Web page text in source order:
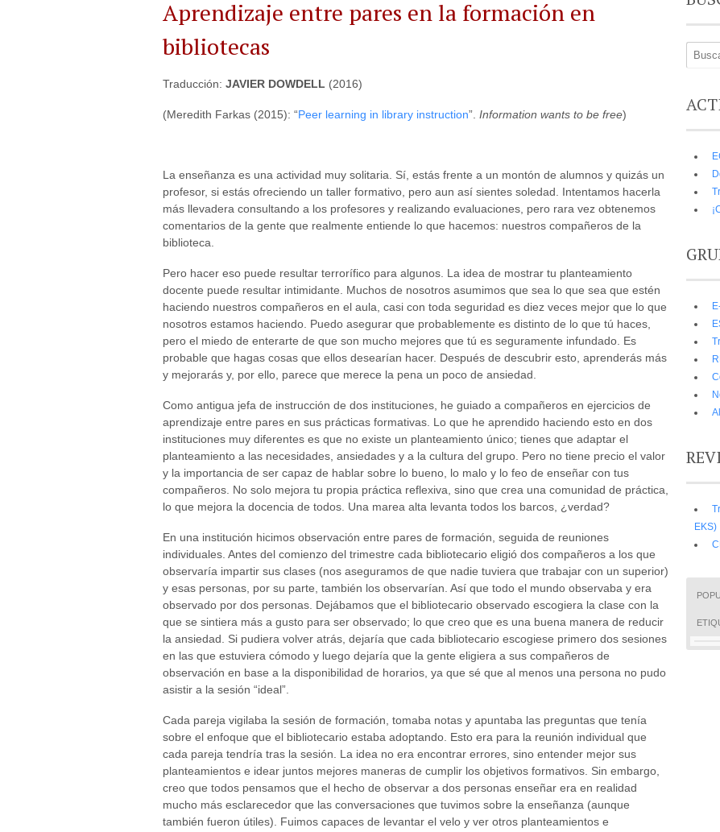
Aprendizaje entre pares en la formación en
bibliotecas
Traducción: JAVIER DOWDELL (2016)
(Meredith Farkas (2015): “Peer learning in library instruction”. Information wants to be free)
La enseñanza es una actividad muy solitaria. Sí, estás frente a un montón de alumnos y quizás un
profesor, si estás ofreciendo un taller formativo, pero aun así sientes soledad. Intentamos hacerla
más llevadera consultando a los profesores y realizando evaluaciones, pero rara vez obtenemos
comentarios de la gente que realmente entiende lo que hacemos: nuestros compañeros de la
biblioteca.
Pero hacer eso puede resultar terrorífico para algunos. La idea de mostrar tu planteamiento
docente puede resultar intimidante. Muchos de nosotros asumimos que sea lo que sea que estén
haciendo nuestros compañeros en el aula, casi con toda seguridad es diez veces mejor que lo que
nosotros estamos haciendo. Puedo asegurar que probablemente es distinto de lo que tú haces,
pero el miedo de enterarte de que son mucho mejores que tú es seguramente infundado. Es
probable que hagas cosas que ellos desearían hacer. Después de descubrir esto, aprenderás más
y mejorarás y, por ello, parece que merece la pena un poco de ansiedad.
Como antigua jefa de instrucción de dos instituciones, he guiado a compañeros en ejercicios de
aprendizaje entre pares en sus prácticas formativas. Lo que he aprendido haciendo esto en dos
instituciones muy diferentes es que no existe un planteamiento único; tienes que adaptar el
planteamiento a las necesidades, ansiedades y a la cultura del grupo. Pero no tiene precio el valor
y la importancia de ser capaz de hablar sobre lo bueno, lo malo y lo feo de enseñar con tus
compañeros. No solo mejora tu propia práctica reflexiva, sino que crea una comunidad de práctica,
lo que mejora la docencia de todos. Una marea alta levanta todos los barcos, ¿verdad?
En una institución hicimos observación entre pares de formación, seguida de reuniones
individuales. Antes del comienzo del trimestre cada bibliotecario eligió dos compañeros a los que
observaría impartir sus clases (nos aseguramos de que nadie tuviera que trabajar con un superior)
y esas personas, por su parte, también los observarían. Así que todo el mundo observaba y era
observado por dos personas. Dejábamos que el bibliotecario observado escogiera la clase con la
que se sintiera más a gusto para ser observado; lo que creo que es una buena manera de reducir
la ansiedad. Si pudiera volver atrás, dejaría que cada bibliotecario escogiese primero dos sesiones
en las que estuviera cómodo y luego dejaría que la gente eligiera a sus compañeros de
observación en base a la disponibilidad de horarios, ya que sé que al menos una persona no pudo
asistir a la sesión “ideal”.
Cada pareja vigilaba la sesión de formación, tomaba notas y apuntaba las preguntas que tenía
sobre el enfoque que el bibliotecario estaba adoptando. Esto era para la reunión individual que
cada pareja tendría tras la sesión. La idea no era encontrar errores, sino entender mejor sus
planteamientos e idear juntos mejores maneras de cumplir los objetivos formativos. Sin embargo,
creo que todos pensamos que el hecho de observar a dos personas enseñar era en realidad
mucho más esclarecedor que las conversaciones que tuvimos sobre la enseñanza (aunque
también fueron útiles). Fuimos capaces de levantar el velo y ver otros planteamientos e
EKS)